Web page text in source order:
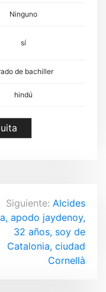
Ninguno
sí
de bachiller
hindú
Siguiente: Alcides
apodo jaydenoy,
32 años, soy de
Catalonia, ciudad
Cornellà